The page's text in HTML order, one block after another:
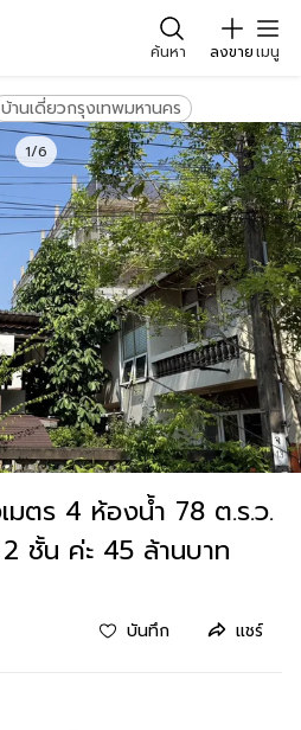
ค้นหา ลงขายเมนู
บ้านเดี่ยวกรุงเทพมหานคร
1/6
บ้านครึ่งตึก ครึ่งไม้ 2 ชั้น ค่ะ 45 ล้านบาท
บันทึก แชร์